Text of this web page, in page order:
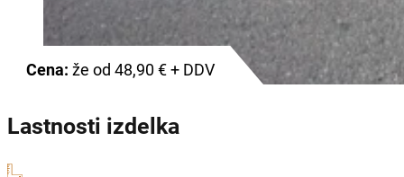
Cena: že od 48,90 € + DDV
Lastnosti izdelka